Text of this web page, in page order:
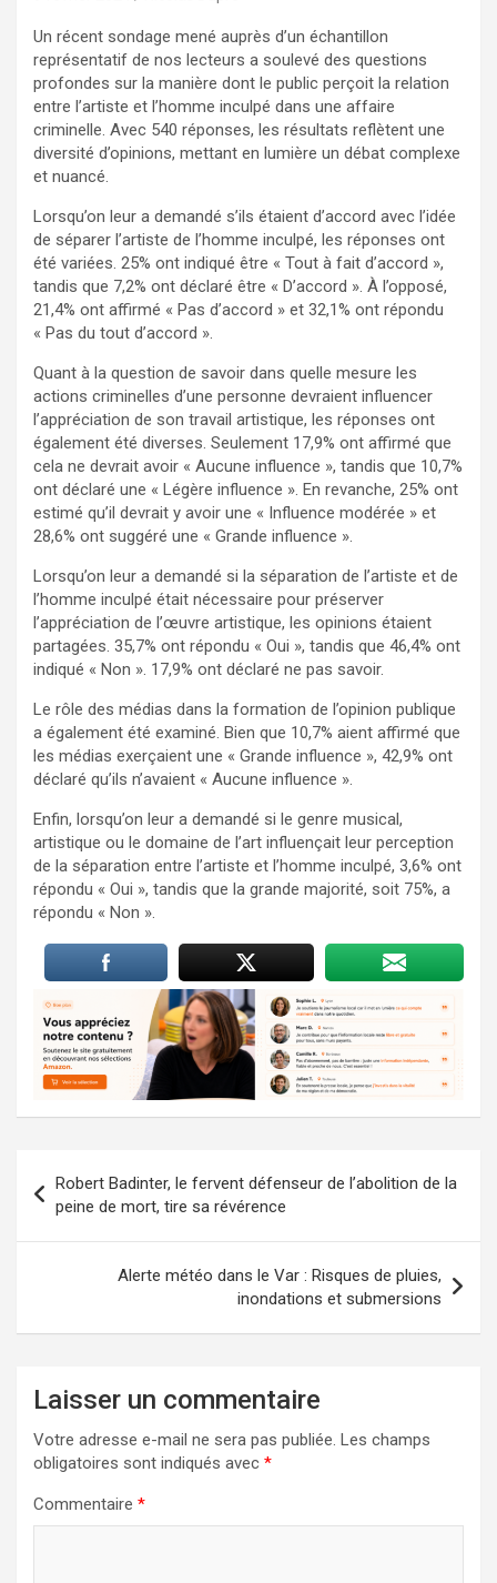
Un récent sondage mené auprès d’un échantillon
représentatif de nos lecteurs a soulevé des questions
profondes sur la manière dont le public perçoit la relation
entre l’artiste et l’homme inculpé dans une affaire
criminelle. Avec 540 réponses, les résultats reflètent une
diversité d’opinions, mettant en lumière un débat complexe
et nuancé.
Lorsqu’on leur a demandé s’ils étaient d’accord avec l’idée
de séparer l’artiste de l’homme inculpé, les réponses ont
été variées. 25% ont indiqué être « Tout à fait d’accord »,
tandis que 7,2% ont déclaré être « D’accord ». À l’opposé,
21,4% ont affirmé « Pas d’accord » et 32,1% ont répondu
« Pas du tout d’accord ».
Quant à la question de savoir dans quelle mesure les
actions criminelles d’une personne devraient influencer
l’appréciation de son travail artistique, les réponses ont
également été diverses. Seulement 17,9% ont affirmé que
cela ne devrait avoir « Aucune influence », tandis que 10,7%
ont déclaré une « Légère influence ». En revanche, 25% ont
estimé qu’il devrait y avoir une « Influence modérée » et
28,6% ont suggéré une « Grande influence ».
Lorsqu’on leur a demandé si la séparation de l’artiste et de
l’homme inculpé était nécessaire pour préserver
l’appréciation de l’œuvre artistique, les opinions étaient
partagées. 35,7% ont répondu « Oui », tandis que 46,4% ont
indiqué « Non ». 17,9% ont déclaré ne pas savoir.
Le rôle des médias dans la formation de l’opinion publique
a également été examiné. Bien que 10,7% aient affirmé que
les médias exerçaient une « Grande influence », 42,9% ont
déclaré qu’ils n’avaient « Aucune influence ».
Enfin, lorsqu’on leur a demandé si le genre musical,
artistique ou le domaine de l’art influençait leur perception
de la séparation entre l’artiste et l’homme inculpé, 3,6% ont
répondu « Oui », tandis que la grande majorité, soit 75%, a
répondu « Non ».
de
l’article
Robert Badinter, le fervent défenseur de l’abolition de la
peine de mort, tire sa révérence
Alerte météo dans le Var : Risques de pluies,
inondations et submersions
Laisser un commentaire
Votre adresse e-mail ne sera pas publiée. Les champs
obligatoires sont indiqués avec *
Commentaire *